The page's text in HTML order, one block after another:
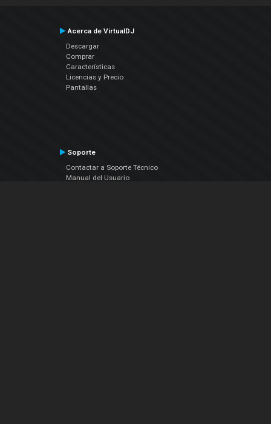
Acerca de VirtualDJ
Descargar
Comprar
Características
Licencias y Precio
Pantallas
Soporte
Contactar a Soporte Técnico
Manual del Usuario